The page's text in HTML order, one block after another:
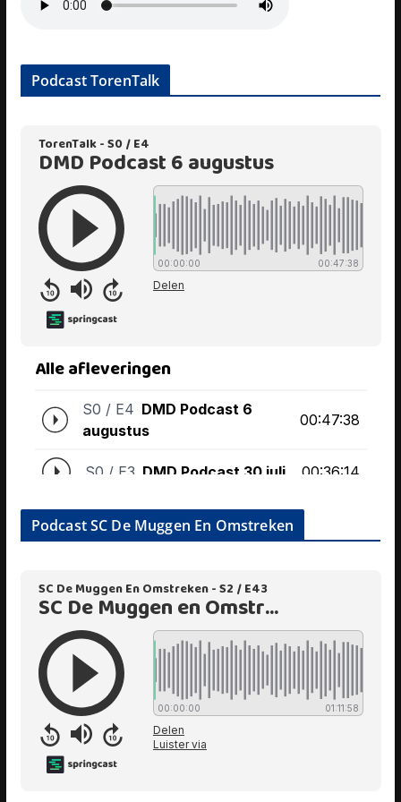
Podcast TorenTalk
Podcast SC De Muggen En Omstreken